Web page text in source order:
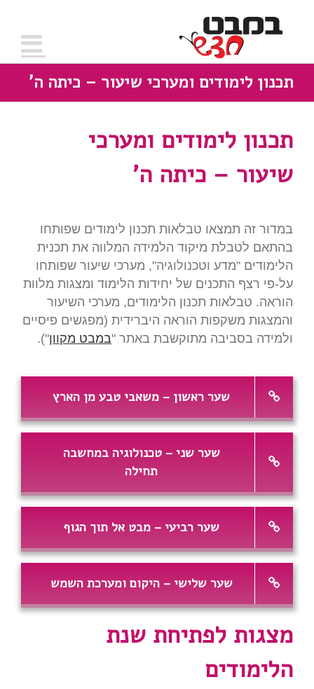
תכנון לימודים ומערכי שיעור – כיתה ה'
תכנון לימודים ומערכי
שיעור – כיתה ה'
במדור זה תמצאו טבלאות תכנון לימודים שפותחו
בהתאם לטבלת מיקוד הלמידה המלווה את תכנית
הלימודים "מדע וטכנולוגיה", מערכי שיעור שפותחו
על-פי רצף התכנים של יחידות הלימוד ומצגות מלוות
הוראה. טבלאות תכנון הלימודים, מערכי השיעור
והמצגות משקפות הוראה היברידית (מפגשים פיסיים
ולמידה בסביבה מתוקשבת באתר "במבט מקוון").
שער ראשון – משאבי טבע מן הארץ
שער שני – טכנולוגיה במחשבה
תחילה
שער רביעי – מבט אל תוך הגוף
שער שלישי – היקום ומערכת השמש
מצגות לפתיחת שנת
הלימודים